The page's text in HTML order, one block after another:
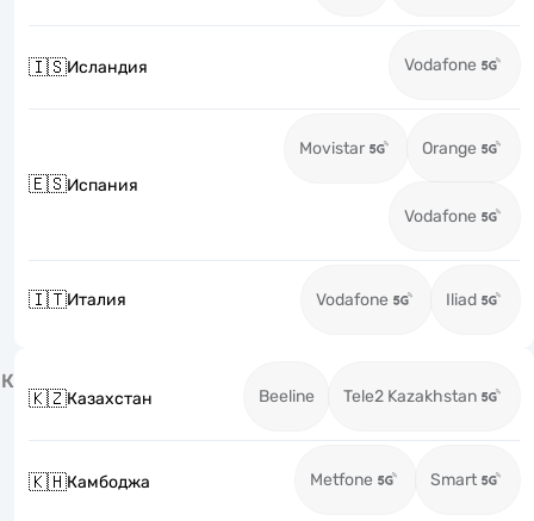
🇮🇸Исландия Vodafone
🇪🇸Испания
Movistar Orange
Vodafone
🇮🇹Италия Vodafone Iliad
К
🇰🇿Казахстан Beeline Tele2 Kazakhstan
🇰🇭Камбоджа Metfone Smart